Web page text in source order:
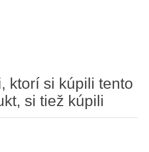
ktorí si kúpili tento
si tiež kúpili